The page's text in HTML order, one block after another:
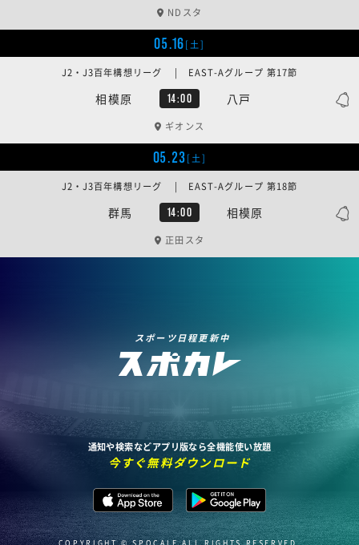
NDスタ
05.16[土]
相模原 14:00 八戸
J2・J3百年構想リーグ | EAST-Aグループ 第17節
ギオンス
05.23[土]
群馬 14:00 相模原
J2・J3百年構想リーグ | EAST-Aグループ 第18節
正田スタ
スポーツ日程更新中
通知や検索などアプリ版なら全機能使い放題
今すぐ無料ダウンロード